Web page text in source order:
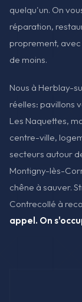
quelqu'un. On
réparation,
proprement, avec
de moins.
Nous à Herblay-
réelles: pavillons
Les Naquettes,
centre-ville,
secteurs autour
Montigny-lès-
chêne à sauver.
Contrecollé à
appel. On